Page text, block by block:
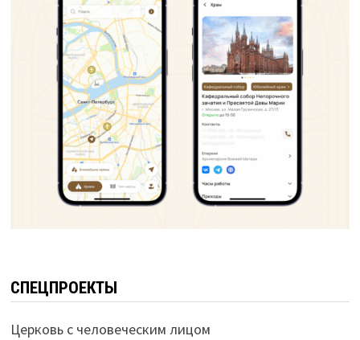
СПЕЦПРОЕКТЫ
Церковь с человеческим лицом